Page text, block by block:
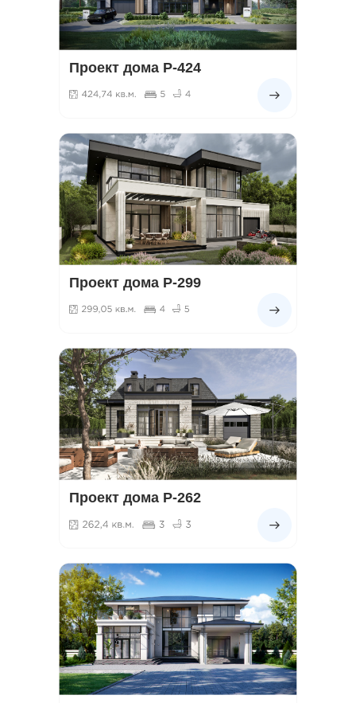
Проект дома Р-424
Проект дома Р-299
Проект дома Р-262